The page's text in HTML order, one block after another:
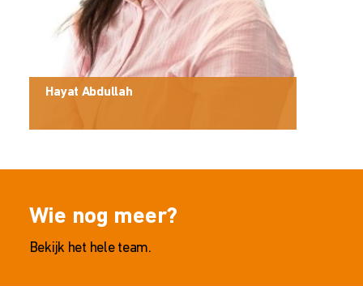
Abdullah
Wie nog meer?
Bekijk het hele team.